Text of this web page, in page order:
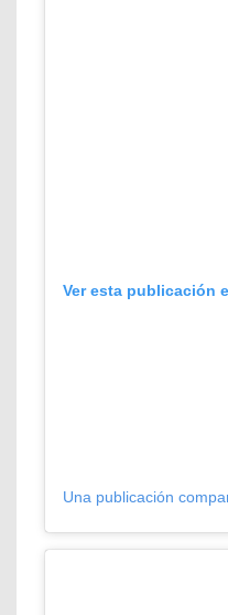
Ver esta publicación